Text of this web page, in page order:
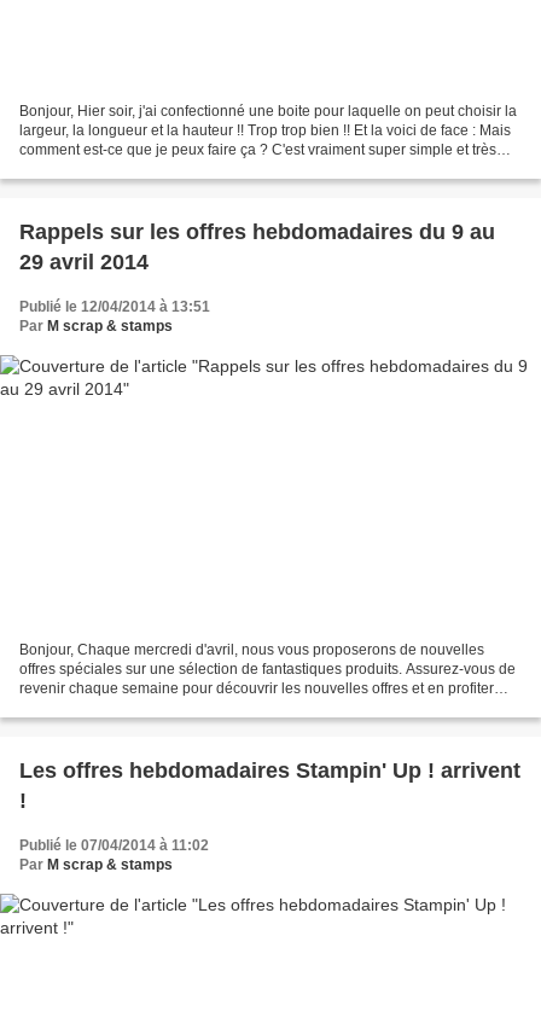
Bonjour, Hier soir, j'ai confectionné une boite pour laquelle on peut choisir la
largeur, la longueur et la hauteur !! Trop trop bien !! Et la voici de face : Mais
comment est-ce que je peux faire ça ? C'est vraiment super simple et très
Rappels sur les offres hebdomadaires du 9 au
29 avril 2014
Publié le 12/04/2014 à 13:51
Par M scrap & stamps
Bonjour, Chaque mercredi d'avril, nous vous proposerons de nouvelles
offres spéciales sur une sélection de fantastiques produits. Assurez-vous de
revenir chaque semaine pour découvrir les nouvelles offres et en profiter
Les offres hebdomadaires Stampin' Up ! arrivent
!
Publié le 07/04/2014 à 11:02
Par M scrap & stamps